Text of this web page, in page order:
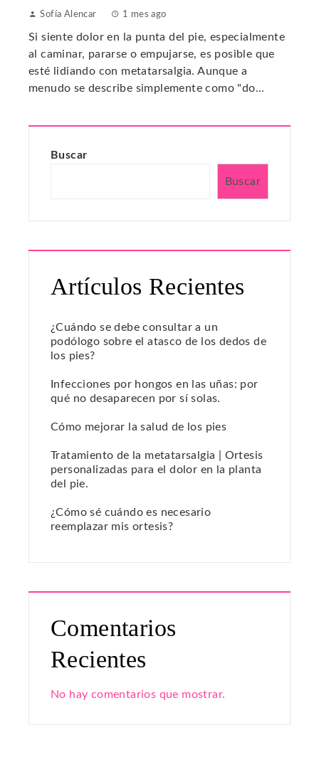
Sofía Alencar 1 mes ago
Si siente dolor en la punta del pie, especialmente
al caminar, pararse o empujarse, es posible que
esté lidiando con metatarsalgia. Aunque a
menudo se describe simplemente como "do...
Buscar
Buscar
Artículos Recientes
¿Cuándo se debe consultar a un
podólogo sobre el atasco de los dedos de
los pies?
Infecciones por hongos en las uñas: por
qué no desaparecen por sí solas.
Cómo mejorar la salud de los pies
Tratamiento de la metatarsalgia | Ortesis
personalizadas para el dolor en la planta
del pie.
¿Cómo sé cuándo es necesario
reemplazar mis ortesis?
Comentarios
Recientes
No hay comentarios que mostrar.